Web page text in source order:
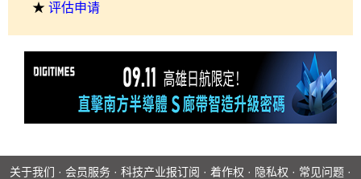
★ 评估申请
关于我们 · 会员服务 · 科技产业报订阅 · 着作权 · 隐私权 · 常见问题 ·